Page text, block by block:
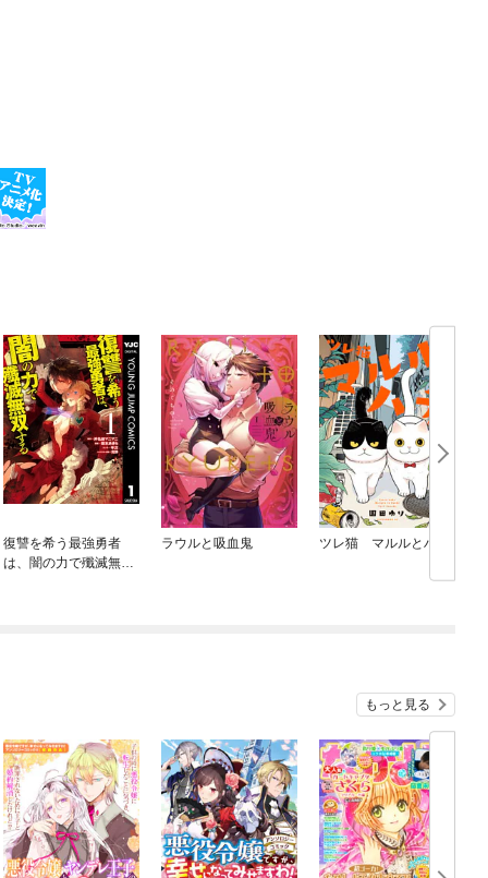
復讐を希う最強勇者
は、闇の力で殲滅無双
ラウルと吸血鬼 ツレ猫 マルルとハチ
もっと見る